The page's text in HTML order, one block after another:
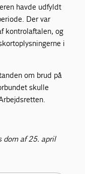
havde udfyldt
Der var
kontrolaftalen, og
i
om brud på
skulle
dom af 25. april